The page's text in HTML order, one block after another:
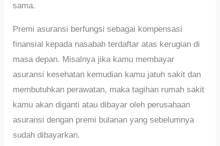
sama.
Premi asuransi berfungsi sebagai kompensasi
finansial kepada nasabah terdaftar atas kerugian di
masa depan. Misalnya jika kamu membayar
asuransi kesehatan kemudian kamu jatuh sakit dan
membutuhkan perawatan, maka tagihan rumah sakit
kamu akan diganti atau dibayar oleh perusahaan
asuransi dengan premi bulanan yang sebelumnya
sudah dibayarkan.